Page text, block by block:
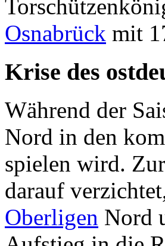
Osnabrück mit
Krise des
Während der
Nord in den
spielen wird.
darauf
Oberligen Nord